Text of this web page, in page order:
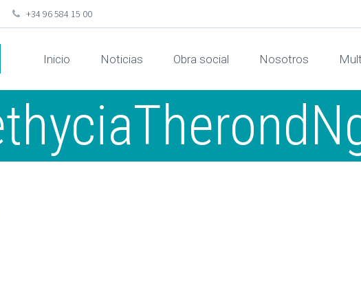
+34 96 584 15 00
Inicio Noticias Obra social Nosotros